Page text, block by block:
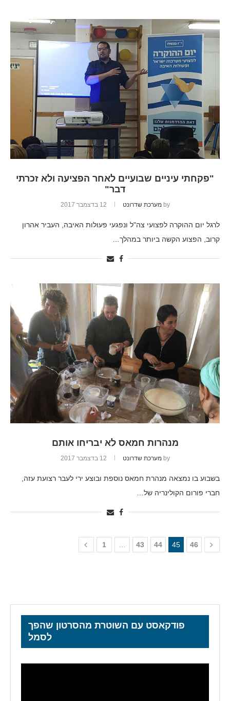
"פקחתי עיניים שבועיים לאחר הפציעה ולא זכרתי
דבר"
by מערכת שדרונט 12 בדצמבר 2017
לרגל יום ההוקרה לפצועי צה"ל ונפגעי פעולות האיבה, העביר אהרון
קרוב, הפצוע הקשה ביותר במהלך…
מנהרות חמאס לא יבריחו אותם
by מערכת שדרונט 12 בדצמבר 2017
בשבוע בו נמצאה מנהרת חמאס נוספת ובוצע ירי לעבר רצועת עזה,
חברי פורום הקולינריה של…
1 43 44 45 46
פודקאסט עם השוטרת מהסרטון שהפך
לסמל